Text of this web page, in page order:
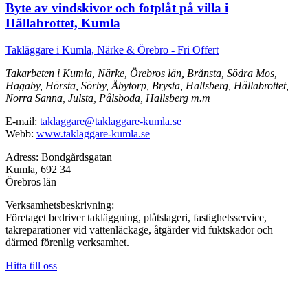
Byte av vindskivor och fotplåt på villa i
Hällabrottet, Kumla
Takläggare i Kumla, Närke & Örebro - Fri Offert
Takarbeten i Kumla, Närke, Örebros län, Brånsta, Södra Mos,
Hagaby, Hörsta, Sörby, Åbytorp, Brysta, Hallsberg, Hällabrottet,
Norra Sanna, Julsta, Pålsboda, Hallsberg m.m
E-mail: taklaggare@taklaggare-kumla.se
Webb: www.taklaggare-kumla.se
Adress: Bondgårdsgatan
Kumla, 692 34
Örebros län
Verksamhetsbeskrivning:
Företaget bedriver takläggning, plåtslageri, fastighetsservice,
takreparationer vid vattenläckage, åtgärder vid fuktskador och
därmed förenlig verksamhet.
Hitta till oss